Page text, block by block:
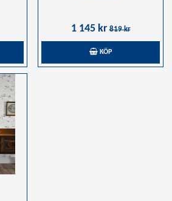
1 145 kr819 kr
KÖP